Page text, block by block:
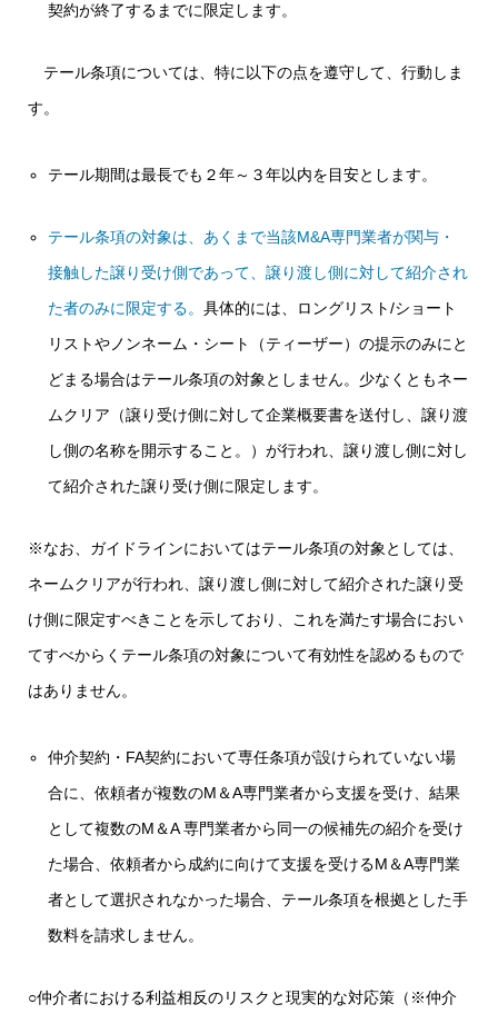
契約が終了するまでに限定します。
テール条項については、特に以下の点を遵守して、行動しま
す。
テール期間は最長でも２年～３年以内を目安とします。
テール条項の対象は、あくまで当該M&A専門業者が関与・
接触した譲り受け側であって、譲り渡し側に対して紹介され
た者のみに限定する。具体的には、ロングリスト/ショート
リストやノンネーム・シート（ティーザー）の提示のみにと
どまる場合はテール条項の対象としません。少なくともネー
ムクリア（譲り受け側に対して企業概要書を送付し、譲り渡
し側の名称を開示すること。）が行われ、譲り渡し側に対し
て紹介された譲り受け側に限定します。
※なお、ガイドラインにおいてはテール条項の対象としては、
ネームクリアが行われ、譲り渡し側に対して紹介された譲り受
け側に限定すべきことを示しており、これを満たす場合におい
てすべからくテール条項の対象について有効性を認めるもので
はありません。
仲介契約・FA契約において専任条項が設けられていない場
合に、依頼者が複数のM＆A専門業者から支援を受け、結果
として複数のM＆A 専門業者から同一の候補先の紹介を受け
た場合、依頼者から成約に向けて支援を受けるM＆A専門業
者として選択されなかった場合、テール条項を根拠とした手
数料を請求しません。
○仲介者における利益相反のリスクと現実的な対応策（※仲介